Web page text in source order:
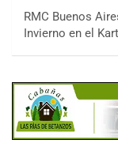
RMC Buenos
Invierno en el